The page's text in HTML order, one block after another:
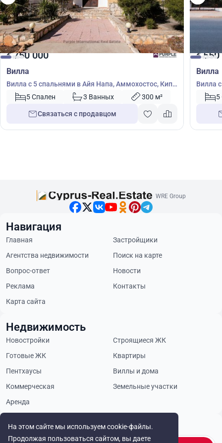
€750 000
Вилла
Вилла с 5 спальнями в Айя Напа, Аммохостос, Кипр
№ 362085 Спален 3 Ванных 300 м²
Связаться с продавцом
€550
Вилла
Вилла
Кипр5
На этом сайте мы используем cookie-файлы.
Продолжая пользоваться сайтом, вы даете
WRE Group
Будьте в курсе
Навигация
Главная
Застройщики
Агентства недвижимости
Поиск на карте
Вопрос-ответ
Новости
Реклама
Контакты
Карта сайта
Недвижимость
Новостройки
Строящиеся ЖК
Готовые ЖК
Квартиры
Пентхаусы
Виллы и дома
Коммерческая
Земельные участки
Аренда